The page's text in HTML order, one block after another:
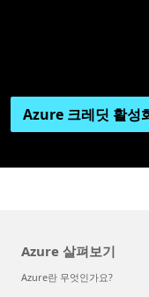
Azure 크레딧 활성
Azure 살펴보기
Azure란 무엇인가요?